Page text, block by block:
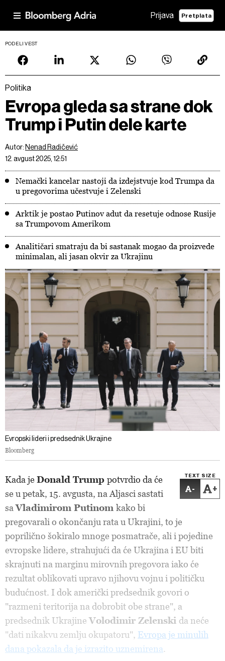
Prijava Pretplata
PODELI VEST
Politika
Evropa gleda sa strane dok
Trump i Putin dele karte
Autor: Nenad Radičević
12. avgust 2025, 12:51
Nemački kancelar nastoji da izdejstvuje kod Trumpa da
u pregovorima učestvuje i Zelenski
Arktik je postao Putinov adut da resetuje odnose Rusije
sa Trumpovom Amerikom
Analitičari smatraju da bi sastanak mogao da proizvede
minimalan, ali jasan okvir za Ukrajinu
Evropski lideri i predsednik Ukrajine
Bloomberg
TEXT SIZE
- +
Kada jeDonald Trump potvrdio da će
se u petak, 15. avgusta, na Aljasci sastati
saVladimirom Putinom kako bi
pregovarali o okončanju rata u Ukrajini, to je
poprilično šokiralo mnoge posmatrače, ali i pojedine
evropske lidere, strahujući da će Ukrajina i EU biti
skrajnuti na marginu mirovnih pregovora iako će
rezultat oblikovati upravo njihovu vojnu i političku
budućnost. I dok američki predsednik govori o
"razmeni teritorija na dobrobit obe strane", a
predsednik UkrajineVolodimir Zelenski da neće
"dati nikakvu zemlju okupatoru", Evropa je minulih
dana pokazala da je izrazito uznemirena.